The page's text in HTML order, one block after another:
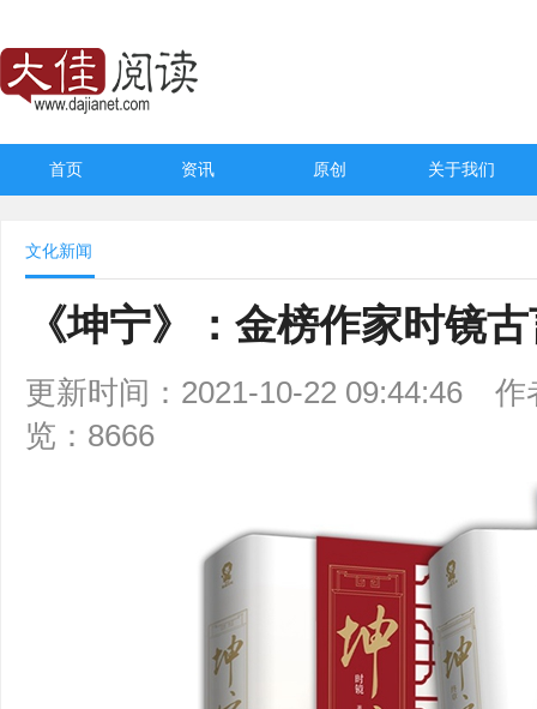
首页 资讯 原创 关于我们
文化新闻
《坤宁》：金榜作家时镜
更新时间：2021-10-22 09:44:46
作
览：8666